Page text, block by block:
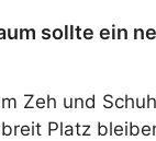
sollte ein
Zeh und
Platz